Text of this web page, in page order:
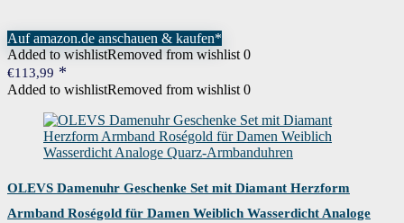
Auf amazon.de anschauen & kaufen*
Added to wishlistRemoved from wishlist 0
€113,99
Added to wishlistRemoved from wishlist 0
OLEVS Damenuhr Geschenke Set mit Diamant Herzform
Armband Roségold für Damen Weiblich Wasserdicht Analoge